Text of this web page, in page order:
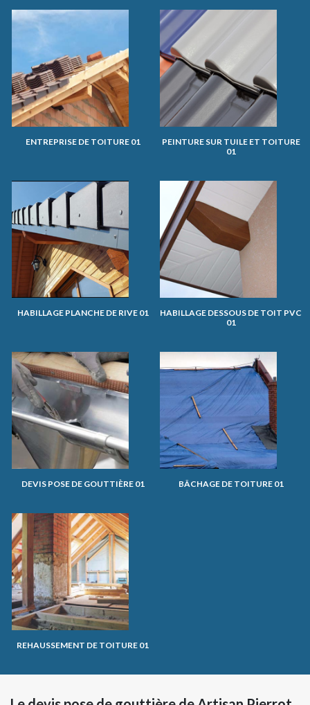
ENTREPRISE DE TOITURE 01
PEINTURE SUR TUILE ET TOITURE
01
HABILLAGE PLANCHE DE RIVE 01
HABILLAGE DESSOUS DE TOIT PVC
01
DEVIS POSE DE GOUTTIÈRE 01 BÂCHAGE DE TOITURE 01
REHAUSSEMENT DE TOITURE 01